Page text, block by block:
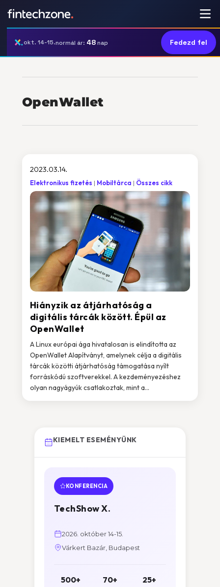
okt. 14-15.normál ár: 48nap Fedezd fel
OpenWallet
Hiányzik az átjárhatóság a
digitális tárcák között. Épül az
OpenWallet
2023.03.14.
Elektronikus fizetés Mobiltárca Összes cikk
A Linux európai ága hivatalosan is elindította az
OpenWallet Alapítványt, amelynek célja a digitális
tárcák közötti átjárhatóság támogatása nyílt
forráskódú szoftverekkel. A kezdeményezéshez
olyan nagyágyúk csatlakoztak, mint a...
KIEMELT ESEMÉNYÜNK
KONFERENCIA
TechShow X.
2026. október 14-15.
Várkert Bazár, Budapest
500+ 70+ 25+